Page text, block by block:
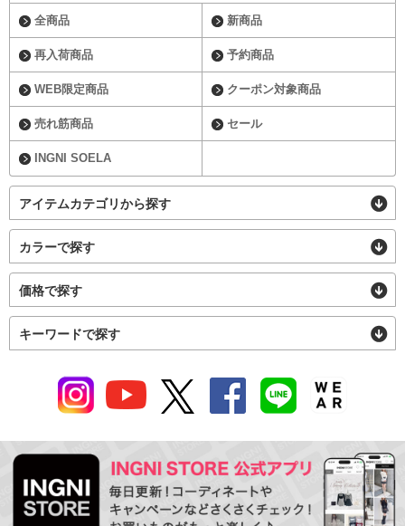
全商品 新商品
再入荷商品 予約商品
WEB限定商品 クーポン対象商品
売れ筋商品 セール
INGNI SOELA
アイテムカテゴリから探す
カラーで探す
価格で探す
キーワードで探す